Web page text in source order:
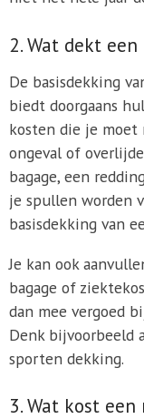
2. Wat dekt
De basisdekking
biedt doorgaans
kosten die je moet
ongeval of
bagage, een
je spullen worden
basisdekking van
Je kan ook
bagage of
dan mee vergoed
Denk bijvoorbeeld
sporten dekking.
3. Wat kost